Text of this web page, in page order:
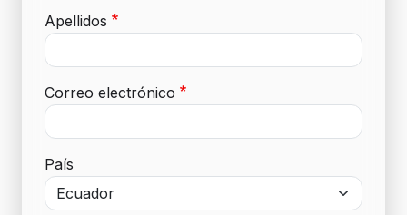
Apellidos
Correo electrónico
País